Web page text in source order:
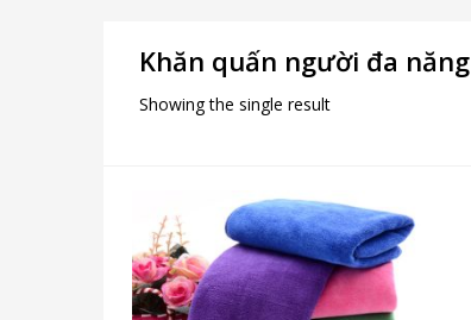
Khăn quấn người đa năng
Showing the single result